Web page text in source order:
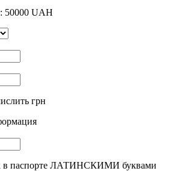
50000 UAH
грн
в паспорте ЛАТИНСКИМИ буквами